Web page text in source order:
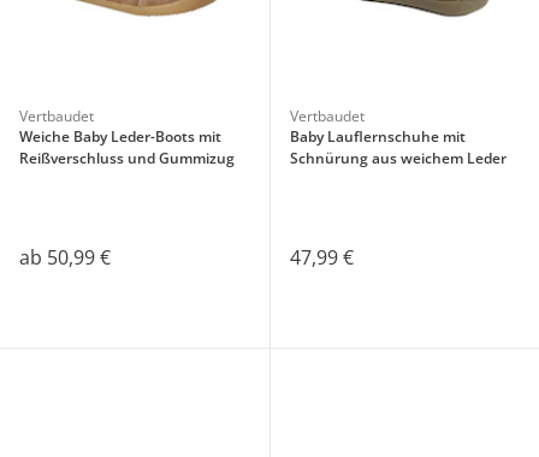
Vertbaudet
Weiche Baby Leder-Boots mit
Reißverschluss und Gummizug
ab 50,99 €
Vertbaudet
Baby Lauflernschuhe mit
Schnürung aus weichem Leder
47,99 €